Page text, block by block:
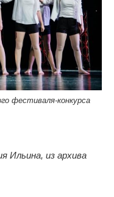
фестиваля-конкурса
Ильина, из архива